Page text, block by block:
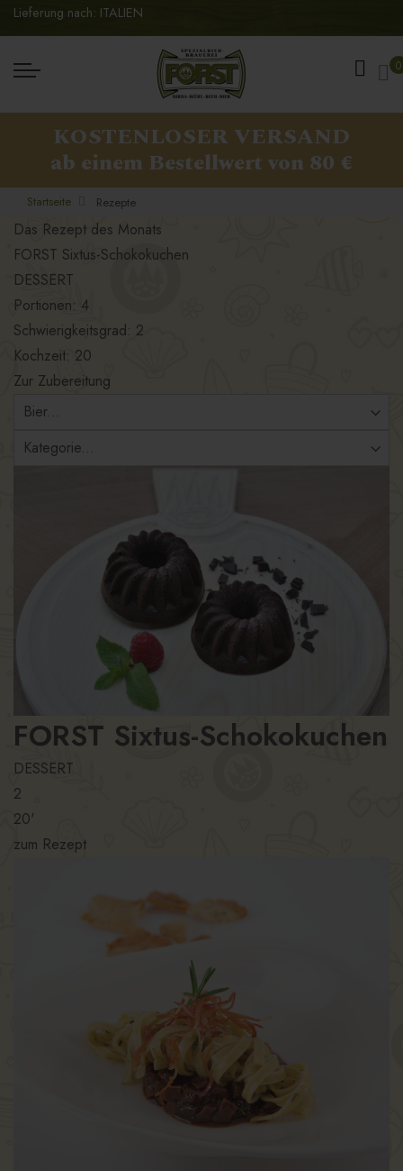
Lieferung nach: ITALIEN
0
KOSTENLOSER VERSAND
ab einem Bestellwert von 80 €
Startseite Rezepte
Das Rezept des Monats
FORST Sixtus-Schokokuchen
DESSERT
Portionen: 4
Schwierigkeitsgrad: 2
Kochzeit: 20
Zur Zubereitung
FORST Sixtus-Schokokuchen
DESSERT
2
20'
zum Rezept